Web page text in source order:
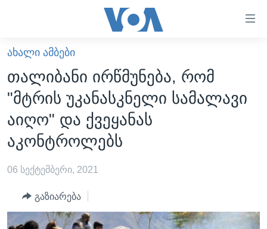
ხელმისაწვდომობისთვის
გადადით
გადადით
მთავარ
ნავიგაციაზე
გადადით
ძიებაზე
ᲐᲮᲐᲚᲘ ᲐᲛᲑᲔᲑᲘ
ᲡᲐᲥᲐᲠᲗᲕᲔᲚᲝ
ᲐᲨᲨ
ᲐᲨᲨ-ᲘᲡ ᲐᲠᲩᲔᲕᲜᲔᲑᲘ 2024
ᲛᲡᲝᲤᲚᲘᲝ
ᲕᲘᲓᲔᲝᲔᲑᲘ
ᲒᲐᲓᲐᲪᲔᲛᲔᲑᲘ
ᲐᲮᲐᲚᲘ ᲐᲛᲑᲔᲑᲘ
თალიბანი ირწმუნება, რომ
"მტრის უკანასკნელი სამალავი
აიღო" და ქვეყანას
აკონტროლებს
06 სექტემბერი, 2021
გაზიარება